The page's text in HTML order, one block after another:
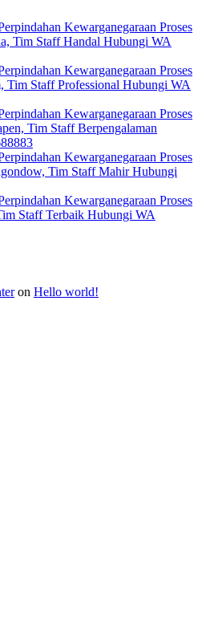
Kewarganegaraan Proses
Tim Staff Handal Hubungi WA
Kewarganegaraan Proses
Tim Staff Professional Hubungi WA
Kewarganegaraan Proses
Tim Staff Berpengalaman
Kewarganegaraan Proses
Tim Staff Mahir Hubungi
Kewarganegaraan Proses
Staff Terbaik Hubungi WA
on Hello world!